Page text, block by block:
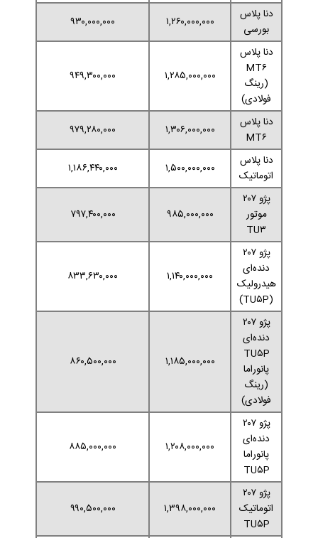
دنا پلاس
بورسی
۱,۲۶۰,۰۰۰,۰۰۰
۹۳۰,۰۰۰,۰۰۰
دنا پلاس
MT۶
(رینگ
فولادی)
۱,۲۸۵,۰۰۰,۰۰۰ ۹۴۹,۳۰۰,۰۰۰
دنا پلاس
MT۶
۱,۳۰۶,۰۰۰,۰۰۰
۹۷۹,۲۸۰,۰۰۰
دنا پلاس
اتوماتیک
۱,۵۰۰,۰۰۰,۰۰۰
۱,۱۸۶,۴۴۰,۰۰۰
پژو ۲۰۷
موتور
TU۳
۹۸۵,۰۰۰,۰۰۰ ۷۹۷,۴۰۰,۰۰۰
پژو ۲۰۷
دنده‌ای
هیدرولیک
(TU۵P)
۱,۱۴۰,۰۰۰,۰۰۰ ۸۳۳,۶۳۰,۰۰۰
پژو ۲۰۷
دنده‌ای
TU۵P
پانوراما
(رینگ
فولادی)
۱,۱۸۵,۰۰۰,۰۰۰ ۸۶۰,۵۰۰,۰۰۰
پژو ۲۰۷
دنده‌ای
پانوراما
TU۵P
۱,۲۰۸,۰۰۰,۰۰۰ ۸۸۵,۰۰۰,۰۰۰
پژو ۲۰۷
اتوماتیک
TU۵P
۱,۳۹۸,۰۰۰,۰۰۰ ۹۹۰,۵۰۰,۰۰۰